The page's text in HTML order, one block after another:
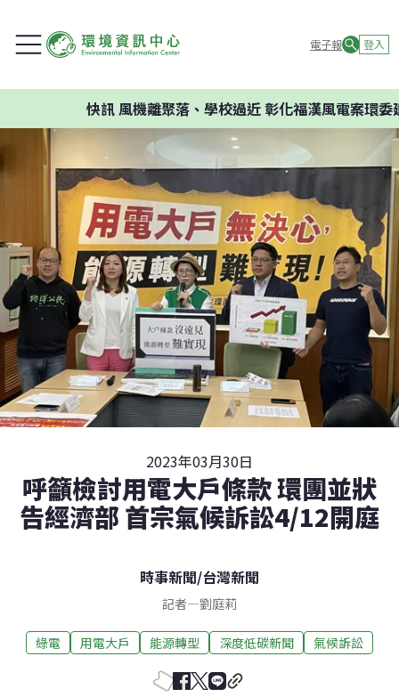
電子報 登入
風機離聚落、學校過近 彰化福漢風電案環委建議不
2023年03月30日
呼籲檢討用電大戶條款 環團並狀
告經濟部 首宗氣候訴訟4/12開庭
時事新聞/台灣新聞
記者—劉庭莉
綠電 用電大戶 能源轉型 深度低碳新聞 氣候訴訟